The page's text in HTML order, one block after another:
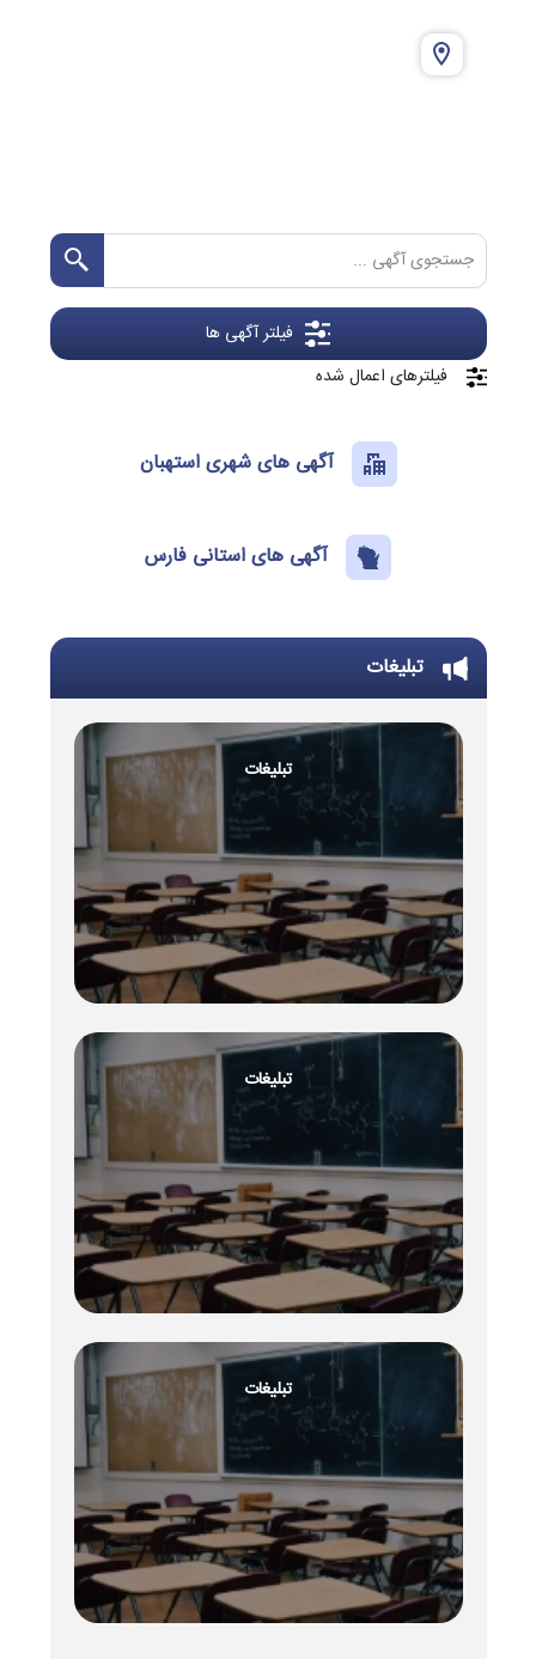
فیلتر آگهی ها
فیلترهای اعمال شده
آگهی های شهری استهبان
آگهی های استانی فارس
تبلیغات
تبلیغات
تبلیغات
تبلیغات